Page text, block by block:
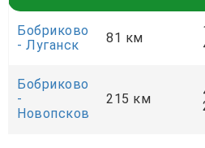
Бобриково
- Луганск
81 км
Бобриково
-
Новопсков
215 км